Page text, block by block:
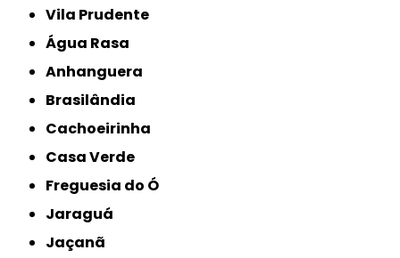
Vila Prudente
Água Rasa
Anhanguera
Brasilândia
Cachoeirinha
Casa Verde
Freguesia do Ó
Jaraguá
Jaçanã